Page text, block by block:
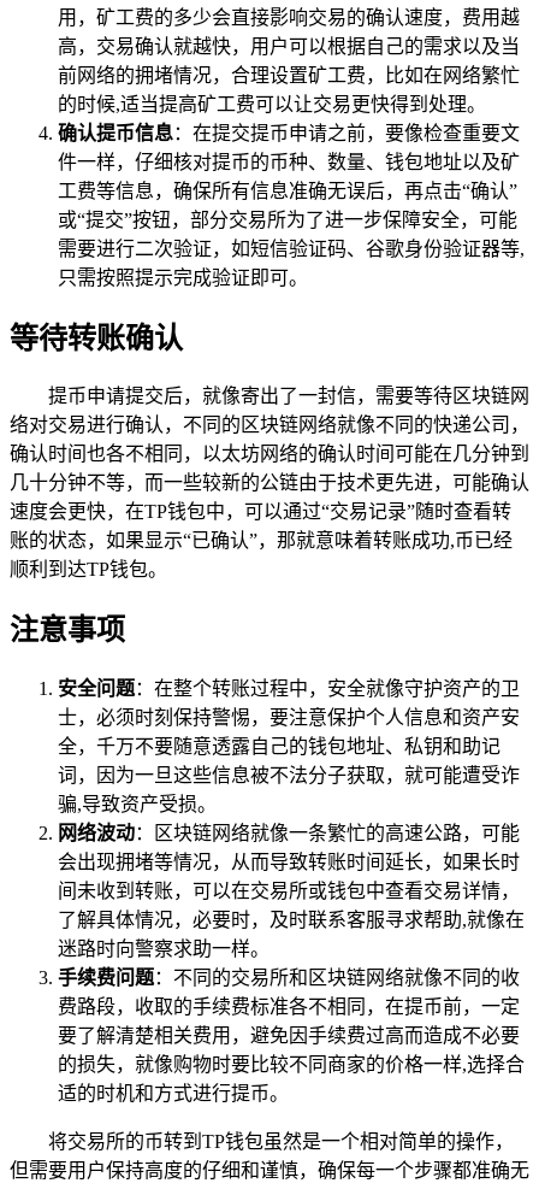
用，矿工费的多少会直接影响交易的确认速度，费用越
高，交易确认就越快，用户可以根据自己的需求以及当
前网络的拥堵情况，合理设置矿工费，比如在网络繁忙
的时候,适当提高矿工费可以让交易更快得到处理。
确认提币信息：在提交提币申请之前，要像检查重要文
件一样，仔细核对提币的币种、数量、钱包地址以及矿
工费等信息，确保所有信息准确无误后，再点击“确认”
或“提交”按钮，部分交易所为了进一步保障安全，可能
需要进行二次验证，如短信验证码、谷歌身份验证器等,
只需按照提示完成验证即可。
等待转账确认
提币申请提交后，就像寄出了一封信，需要等待区块链网
络对交易进行确认，不同的区块链网络就像不同的快递公司，
确认时间也各不相同，以太坊网络的确认时间可能在几分钟到
几十分钟不等，而一些较新的公链由于技术更先进，可能确认
速度会更快，在TP钱包中，可以通过“交易记录”随时查看转
账的状态，如果显示“已确认”，那就意味着转账成功,币已经
顺利到达TP钱包。
注意事项
安全问题：在整个转账过程中，安全就像守护资产的卫
士，必须时刻保持警惕，要注意保护个人信息和资产安
全，千万不要随意透露自己的钱包地址、私钥和助记
词，因为一旦这些信息被不法分子获取，就可能遭受诈
骗,导致资产受损。
网络波动：区块链网络就像一条繁忙的高速公路，可能
会出现拥堵等情况，从而导致转账时间延长，如果长时
间未收到转账，可以在交易所或钱包中查看交易详情，
了解具体情况，必要时，及时联系客服寻求帮助,就像在
迷路时向警察求助一样。
手续费问题：不同的交易所和区块链网络就像不同的收
费路段，收取的手续费标准各不相同，在提币前，一定
要了解清楚相关费用，避免因手续费过高而造成不必要
的损失，就像购物时要比较不同商家的价格一样,选择合
适的时机和方式进行提币。
将交易所的币转到TP钱包虽然是一个相对简单的操作，
但需要用户保持高度的仔细和谨慎，确保每一个步骤都准确无